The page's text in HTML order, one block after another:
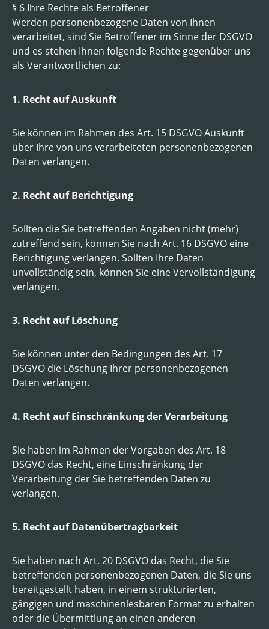
§ 6 Ihre Rechte als Betroffener
Werden personenbezogene Daten von Ihnen
verarbeitet, sind Sie Betroffener im Sinne der DSGVO
und es stehen Ihnen folgende Rechte gegenüber uns
als Verantwortlichen zu:
1. Recht auf Auskunft
Sie können im Rahmen des Art. 15 DSGVO Auskunft
über Ihre von uns verarbeiteten personenbezogenen
Daten verlangen.
2. Recht auf Berichtigung
Sollten die Sie betreffenden Angaben nicht (mehr)
zutreffend sein, können Sie nach Art. 16 DSGVO eine
Berichtigung verlangen. Sollten Ihre Daten
unvollständig sein, können Sie eine Vervollständigung
verlangen.
3. Recht auf Löschung
Sie können unter den Bedingungen des Art. 17
DSGVO die Löschung Ihrer personenbezogenen
Daten verlangen.
4. Recht auf Einschränkung der Verarbeitung
Sie haben im Rahmen der Vorgaben des Art. 18
DSGVO das Recht, eine Einschränkung der
Verarbeitung der Sie betreffenden Daten zu
verlangen.
5. Recht auf Datenübertragbarkeit
Sie haben nach Art. 20 DSGVO das Recht, die Sie
betreffenden personenbezogenen Daten, die Sie uns
bereitgestellt haben, in einem strukturierten,
gängigen und maschinenlesbaren Format zu erhalten
oder die Übermittlung an einen anderen